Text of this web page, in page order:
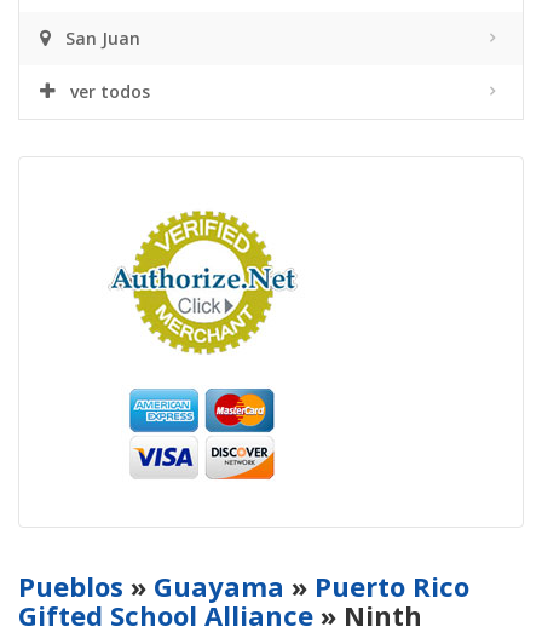
San Juan
ver todos
Pueblos » Guayama » Puerto Rico
Gifted School Alliance » Ninth